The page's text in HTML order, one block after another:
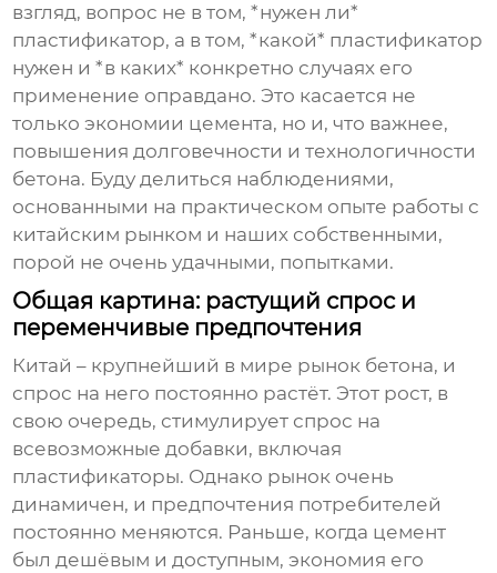
взгляд, вопрос не в том, *нужен ли*
пластификатор, а в том, *какой* пластификатор
нужен и *в каких* конкретно случаях его
применение оправдано. Это касается не
только экономии цемента, но и, что важнее,
повышения долговечности и технологичности
бетона. Буду делиться наблюдениями,
основанными на практическом опыте работы с
китайским рынком и наших собственными,
порой не очень удачными, попытками.
Общая картина: растущий спрос и
переменчивые предпочтения
Китай – крупнейший в мире рынок бетона, и
спрос на него постоянно растёт. Этот рост, в
свою очередь, стимулирует спрос на
всевозможные добавки, включая
пластификаторы. Однако рынок очень
динамичен, и предпочтения потребителей
постоянно меняются. Раньше, когда цемент
был дешёвым и доступным, экономия его